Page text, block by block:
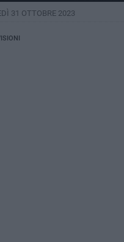
31 OTTOBRE 2023